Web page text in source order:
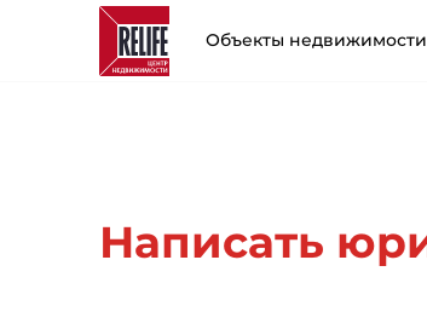
Объекты недвижимости
Написать